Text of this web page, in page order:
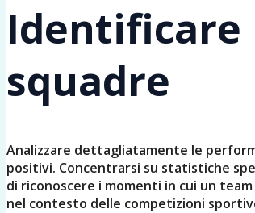
Identificare
squadre
Analizzare dettagliatamente le
positivi. Concentrarsi su statistiche
di riconoscere i momenti in cui un
nel contesto delle competizioni